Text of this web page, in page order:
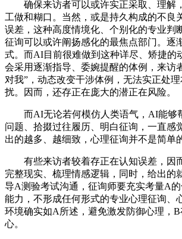
确保来访者可以或许实正采取、理解
工做和糊口。当然，或是持久构成的不良
误差，这种高度情境化、个别化的专业判
征询可以或许阐扬感化的最焦点部门。逐
式。而AI目前很难做到这种详尽、矫捷的
会采用逐渐指导、委婉提醒的体例，来访
对我”，动态改变干涉体例，无法实正处
扰。因而，还存正在庞大的潜正在风险。
而AI无论若何模仿人类语气，AI能够
问题、拾掇过往履历、明白征询，一直感
出的越多、越细致，心理征询并不是简单
有些来访者较着存正在认知误差，因
完整现实、梳理情感逻辑，同时，给出的
导A测验考试沟通，征询师要充实考量A
能力，不形成任何形式的专业心理征询、
环境确实如A所述，避免激发防御心理，
心。